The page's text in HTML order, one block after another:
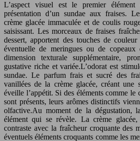
L’aspect visuel est le premier
présentation d’un sundae aux fraises.
crème glacée immaculée et de coulis
saisissant. Les morceaux de fraises
dessert, apportent des touches de
éventuelle de meringues ou de
dimension texturale supplémentaire,
gustative riche et variée.L’odorat est
sundae. Le parfum frais et sucré des
vanillées de la crème glacée, créant une
éveille l’appétit. Si des éléments comme le
sont présents, leurs arômes distinctifs
olfactive.Au moment de la dégustation,
élément qui se révèle. La crème glacée,
contraste avec la fraîcheur croquante des
éventuels éléments croquants comme les